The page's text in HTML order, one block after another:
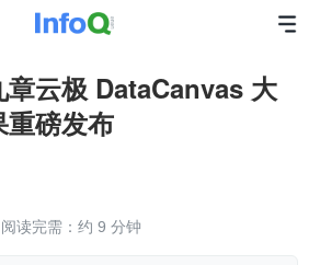
云极 DataCanvas 大
磅发布
阅读完需：约 9 分钟